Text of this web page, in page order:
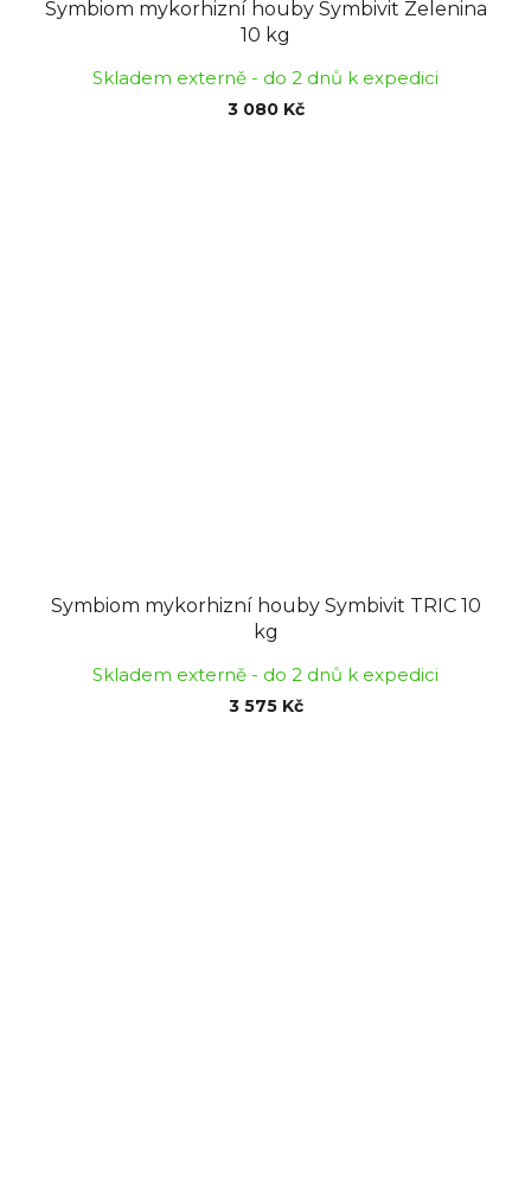
Symbiom mykorhizní houby Symbivit Zelenina
10 kg
Skladem externě - do 2 dnů k expedici
3 080 Kč
Symbiom mykorhizní houby Symbivit TRIC 10
kg
Skladem externě - do 2 dnů k expedici
3 575 Kč